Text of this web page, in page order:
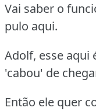
Vai saber o
pulo aqui.
Adolf, esse aqui
'cabou' de
Então ele quer